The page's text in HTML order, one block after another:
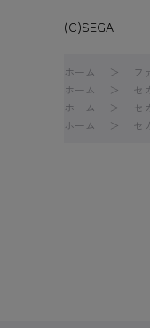
(C)SEGA
ホーム フ
ホーム
セ
ホーム
セ
ホーム
セ